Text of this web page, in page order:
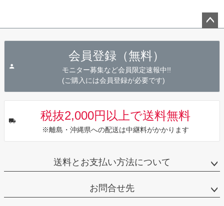
会員登録（無料）
モニター募集など会員限定速報中!!
(ご購入には会員登録が必要です)
税抜2,000円以上で送料無料
※離島・沖縄県への配送は中継料がかかります
送料とお支払い方法について
お問合せ先